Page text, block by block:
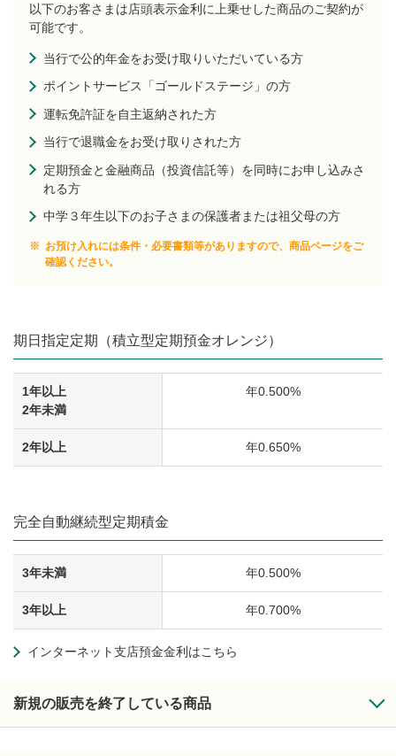
以下のお客さまは店頭表示金利に上乗せした商品のご契約が
可能です。
当行で公的年金をお受け取りいただいている方
ポイントサービス「ゴールドステージ」の方
運転免許証を自主返納された方
当行で退職金をお受け取りされた方
定期預金と金融商品（投資信託等）を同時にお申し込みさ
れる方
中学３年生以下のお子さまの保護者または祖父母の方
※ お預け入れには条件・必要書類等がありますので、商品ページをご
確認ください。
期日指定定期（積立型定期預金オレンジ）
1年以上
2年未満
年0.500%
2年以上 年0.650%
完全自動継続型定期積金
3年未満 年0.500%
3年以上 年0.700%
インターネット支店預金金利はこちら
新規の販売を終了している商品